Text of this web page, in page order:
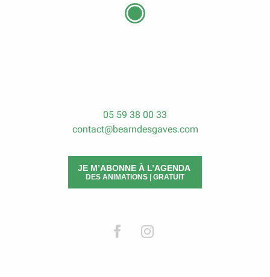
05 59 38 00 33
contact@bearndesgaves.com
JE M’ABONNE À L’AGENDA
DES ANIMATIONS | GRATUIT